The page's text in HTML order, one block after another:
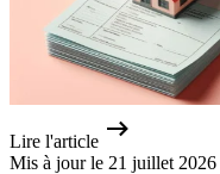
Lire l'article
Mis à jour le 21 juillet 2026